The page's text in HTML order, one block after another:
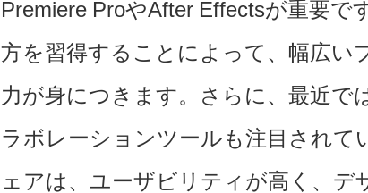
Premiere ProやAfter Effectsが重要で
方を習得することによって、幅広い
力が身につきます。さらに、最近で
ラボレーションツールも注目されて
ェアは、ユーザビリティが高く、デ